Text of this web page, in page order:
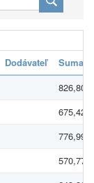
Dodávateľ
Suma
826,80 €
675,42 €
776,99 €
570,77 €